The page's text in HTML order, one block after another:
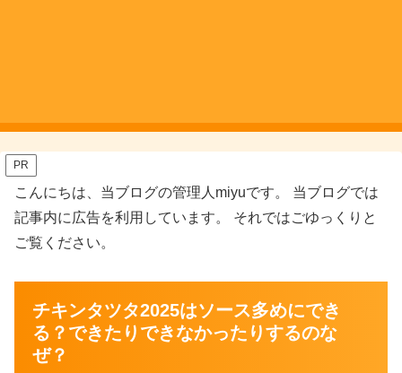
PR
こんにちは、当ブログの管理人miyuです。 当ブログでは
記事内に広告を利用しています。 それではごゆっくりと
ご覧ください。
チキンタツタ2025はソース多めにでき
る？できたりできなかったりするのな
ぜ？